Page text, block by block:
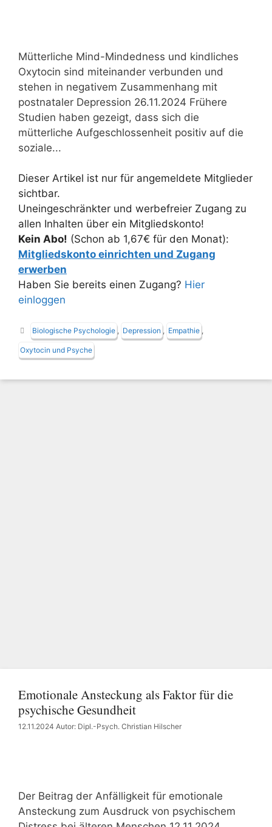
Mütterliche Mind-Mindedness und kindliches
Oxytocin sind miteinander verbunden und
stehen in negativem Zusammenhang mit
postnataler Depression 26.11.2024 Frühere
Studien haben gezeigt, dass sich die
mütterliche Aufgeschlossenheit positiv auf die
soziale...
Dieser Artikel ist nur für angemeldete Mitglieder
sichtbar.
Uneingeschränkter und werbefreier Zugang zu
allen Inhalten über ein Mitgliedskonto!
Kein Abo! (Schon ab 1,67€ für den Monat):
Mitgliedskonto einrichten und Zugang
erwerben
Haben Sie bereits einen Zugang? Hier
einloggen
Schlagwörter
Biologische Psychologie , Depression , Empathie ,
Oxytocin und Psyche
Emotionale Ansteckung als Faktor für die
psychische Gesundheit
12.11.2024 Autor: Dipl.-Psych. Christian Hilscher
Der Beitrag der Anfälligkeit für emotionale
Ansteckung zum Ausdruck von psychischem